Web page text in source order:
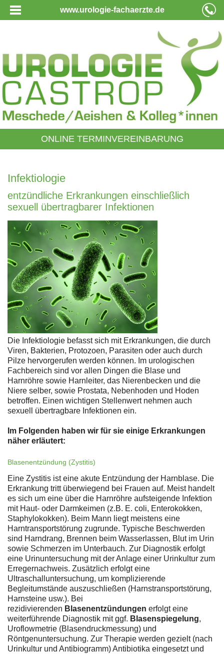
www.urologie-fachaerzte.de
ONLINE TERMINVEREINBARUNG
Infektiologie
entzündliche Erkrankungen einschließlich
sexuell übertragbarer Infektionen
Die Infektiologie befasst sich mit Erkrankungen, die durch
Viren, Bakterien, Protozoen, Parasiten oder auch durch
Pilze hervorgerufen werden können. Im urologischen
Fachbereich sind vor allen Dingen die Blase und
Harnröhre sowie Harnleiter, das Nierenbecken und die
Niere selber, sowie Prostata, Nebenhoden und Hoden
betroffen. Einen wichtigen Stellenwert nehmen auch
sexuell übertragbare Infektionen ein.
Im Folgenden haben wir für sie einige Erkrankungen
näher erläutert:
Blasenentzündung (Zystitis)
Eine Zystitis ist eine akute Entzündung der Harnblase. Die
Erkrankung tritt überwiegend bei Frauen auf. Meist handelt
es sich um eine über die Harnröhre aufsteigende Infektion
mit Haut- oder Darmkeimen (z.B. E. coli, Enterokokken,
Staphylokokken). Beim Mann liegt meistens eine
Harntransportstörung zugrunde. Typische Beschwerden
sind Harndrang, Brennen beim Wasserlassen, Blut im Urin
sowie Schmerzen im Unterbauch. Zur Diagnostik erfolgt
eine Urinuntersuchung mit der Anlage einer Urinkultur zum
Erregernachweis. Zusätzlich erfolgt eine
Ultraschalluntersuchung, um komplizierende
Begleitumstände auszuschließen (Harnstransportstörung,
Harnsteine usw.). Bei
rezidivierenden Blasenentzündungen erfolgt eine
weiterführende Diagnostik mit ggf. Blasenspiegelung,
Uroflowmetrie (Blasendruckmessung) und
Röntgenuntersuchung. Zur Therapie werden gezielt (nach
Urinkultur und Antibiogramm) Antibiotika eingesetzt und